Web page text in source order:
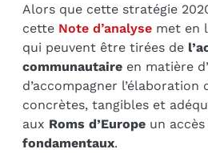
Alors que cette stratégie
cette Note d’analyse met en
qui peuvent être tirées de
communautaire en matière
d’accompagner l’élaboration
concrètes, tangibles et
aux Roms d’Europeun
fondamentaux.